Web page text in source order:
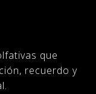
que
recuerdo y